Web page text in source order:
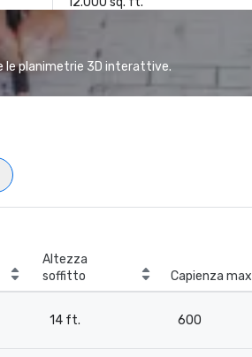
le planimetrie 3D interattive.
Altezza
soffitto
Capienza max
14 ft. 600